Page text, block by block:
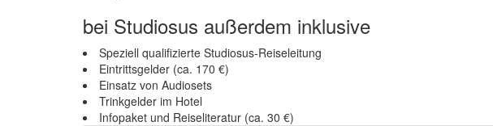
bei Studiosus außerdem inklusive
Speziell qualifizierte Studiosus-Reiseleitung
Eintrittsgelder (ca. 170 €)
Einsatz von Audiosets
Trinkgelder im Hotel
Infopaket und Reiseliteratur (ca. 30 €)